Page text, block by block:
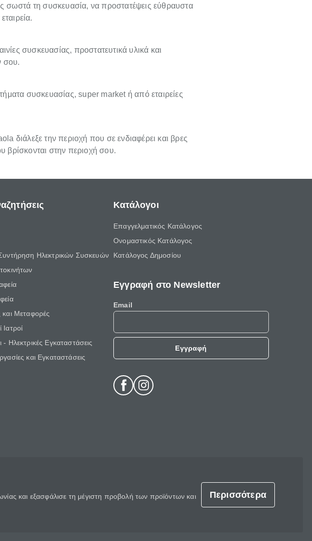
σωστά τη συσκευασία, να προστατέψεις εύθραυστα
συσκευασίας, προστατευτικά υλικά και
σου.
συσκευασίας, super market ή από εταιρείες
διάλεξε την περιοχή που σε ενδιαφέρει και βρες
βρίσκονται στην περιοχή σου.
Ηλεκτρικών Συσκευών
και Μεταφορές
- Ηλεκτρικές Εγκαταστάσεις
και Εγκαταστάσεις
Κατάλογοι
Επαγγελματικός Κατάλογος
Ονομαστικός Κατάλογος
Κατάλογος Δημοσίου
Εγγραφή στο Newsletter
Email
Εγγραφή
και εξασφάλισε τη μέγιστη προβολή των προϊόντων και
Περισσότερα